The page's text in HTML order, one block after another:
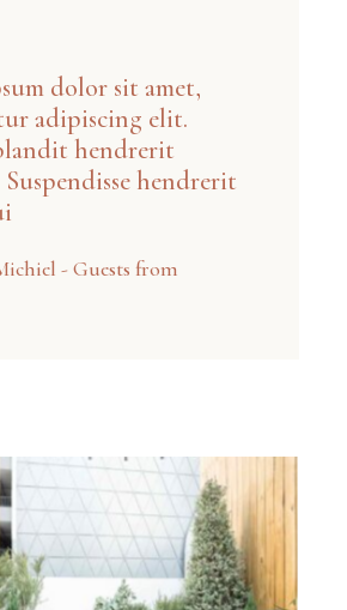
dolor sit amet,
adipiscing elit.
hendrerit
hendrerit
- Guests from